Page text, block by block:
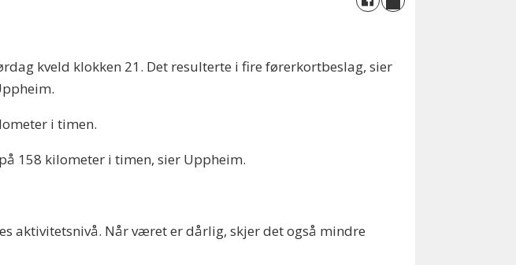
kveld klokken 21. Det resulterte i fire førerkortbeslag, sier
i timen.
158 kilometer i timen, sier Uppheim.
aktivitetsnivå. Når været er dårlig, skjer det også mindre